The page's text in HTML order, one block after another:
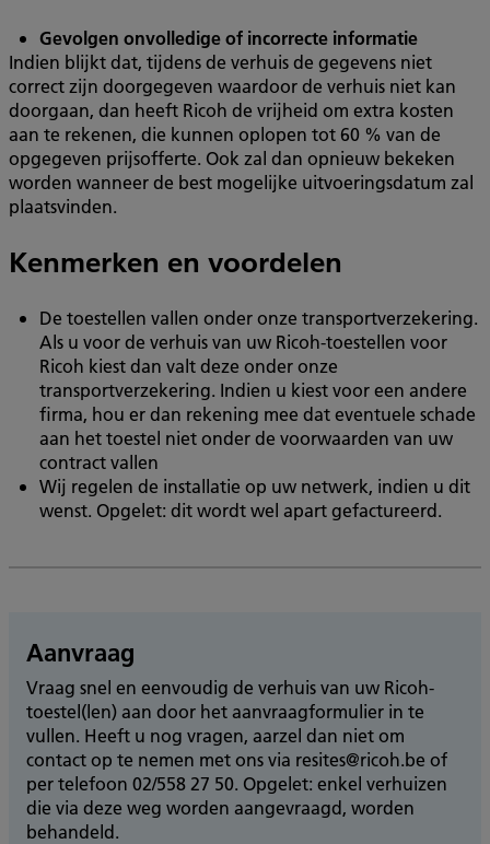
Gevolgen onvolledige of incorrecte informatie
Indien blijkt dat, tijdens de verhuis de gegevens niet
correct zijn doorgegeven waardoor de verhuis niet kan
doorgaan, dan heeft Ricoh de vrijheid om extra kosten
aan te rekenen, die kunnen oplopen tot 60 % van de
opgegeven prijsofferte. Ook zal dan opnieuw bekeken
worden wanneer de best mogelijke uitvoeringsdatum zal
plaatsvinden.
Kenmerken en voordelen
De toestellen vallen onder onze transportverzekering.
Als u voor de verhuis van uw Ricoh-toestellen voor
Ricoh kiest dan valt deze onder onze
transportverzekering. Indien u kiest voor een andere
firma, hou er dan rekening mee dat eventuele schade
aan het toestel niet onder de voorwaarden van uw
contract vallen
Wij regelen de installatie op uw netwerk, indien u dit
wenst. Opgelet: dit wordt wel apart gefactureerd.
Aanvraag
Vraag snel en eenvoudig de verhuis van uw Ricoh-
toestel(len) aan door het aanvraagformulier in te
vullen. Heeft u nog vragen, aarzel dan niet om
contact op te nemen met ons via resites@ricoh.be of
per telefoon 02/558 27 50. Opgelet: enkel verhuizen
die via deze weg worden aangevraagd, worden
behandeld.